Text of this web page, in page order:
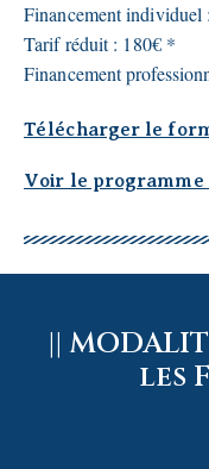
Financement individuel
Tarif réduit : 180€ *
Financement
Télécharger le
Voir le
||
les